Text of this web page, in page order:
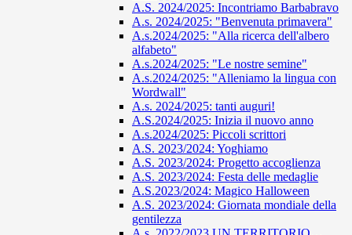
A.S. 2024/2025: Incontriamo Barbabravo
A.s. 2024/2025: "Benvenuta primavera"
A.s.2024/2025: "Alla ricerca dell'albero
alfabeto"
A.s.2024/2025: "Le nostre semine"
A.s.2024/2025: "Alleniamo la lingua con
Wordwall"
A.s. 2024/2025: tanti auguri!
A.S.2024/2025: Inizia il nuovo anno
A.s.2024/2025: Piccoli scrittori
A.S. 2023/2024: Yoghiamo
A.S. 2023/2024: Progetto accoglienza
A.S. 2023/2024: Festa delle medaglie
A.S.2023/2024: Magico Halloween
A.S. 2023/2024: Giornata mondiale della
gentilezza